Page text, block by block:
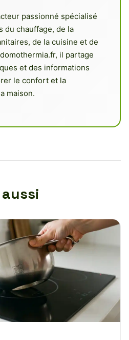
passionné spécialisé
du chauffage, de la
de la cuisine et de
il partage
et des informations
le confort et la
maison.